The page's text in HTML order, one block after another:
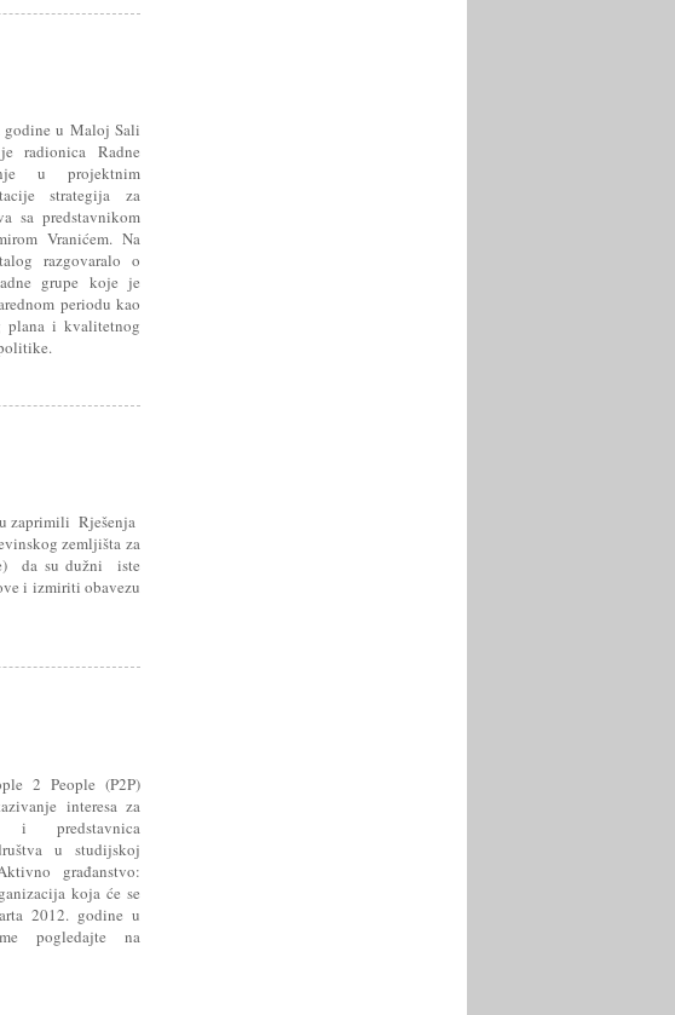
godine u Maloj Sali
radionica Radne
u projektnim
strategija za
sa predstavnikom
Vranićem. Na
razgovaralo o
grupe koje je
periodu kao
plana i kvalitetnog
zaprimili Rješenja
zemljišta za
da su dužni iste
i izmiriti obavezu
2 People (P2P)
interesa za
i predstavnica
u studijskoj
građanstvo:
koja će se
2012. godine u
pogledajte na